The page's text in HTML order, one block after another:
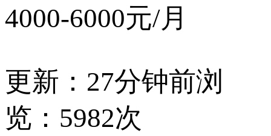
4000-6000元/月
更新：27分钟前浏
览：5982次